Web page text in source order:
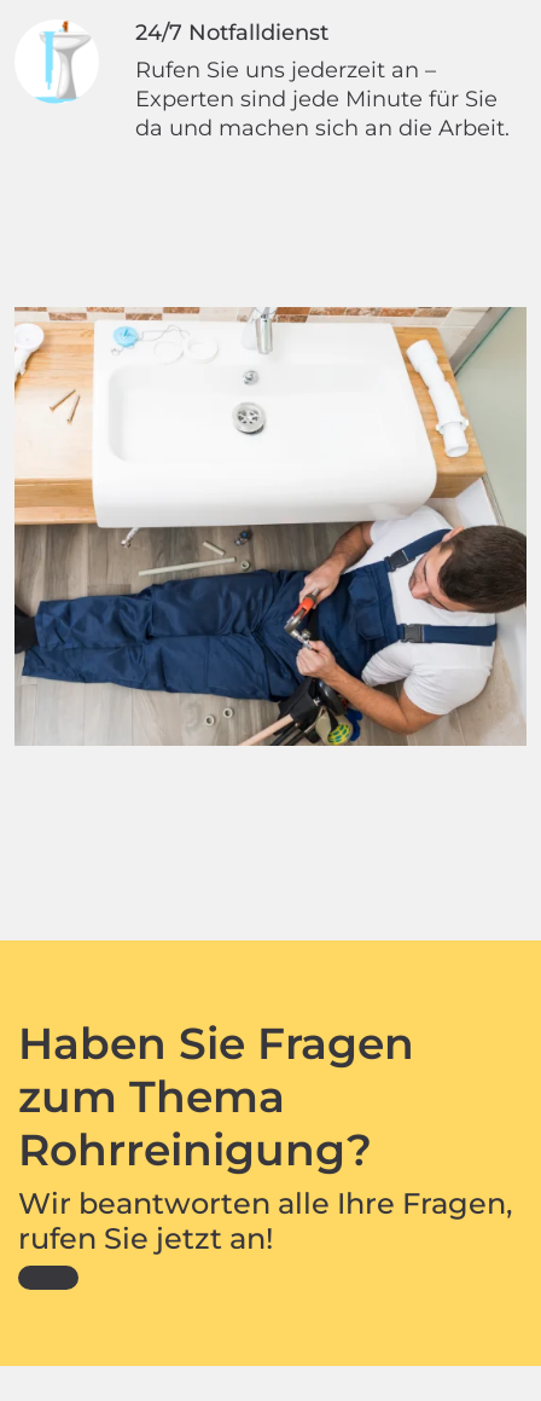
24/7 Notfalldienst
Rufen Sie uns jederzeit an –
Experten sind jede Minute für Sie
da und machen sich an die Arbeit.
Haben Sie Fragen
zum Thema
Rohrreinigung?
Wir beantworten alle Ihre Fragen,
rufen Sie jetzt an!